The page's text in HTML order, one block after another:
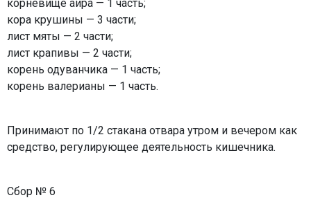
корневище аира — 1 часть;
кора крушины — 3 части;
лист мяты — 2 части;
лист крапивы — 2 части;
корень одуванчика — 1 часть;
корень валерианы — 1 часть.
Принимают по 1/2 стакана отвара утром и вечером как
средство, регулирующее деятельность кишечника.
Сбор № 6